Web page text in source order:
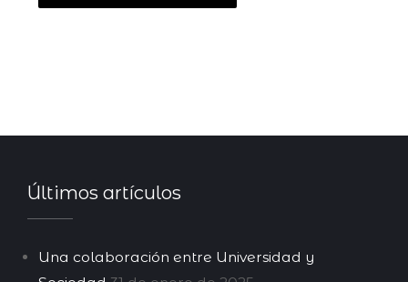
Últimos artículos
Una colaboración entre Universidad y